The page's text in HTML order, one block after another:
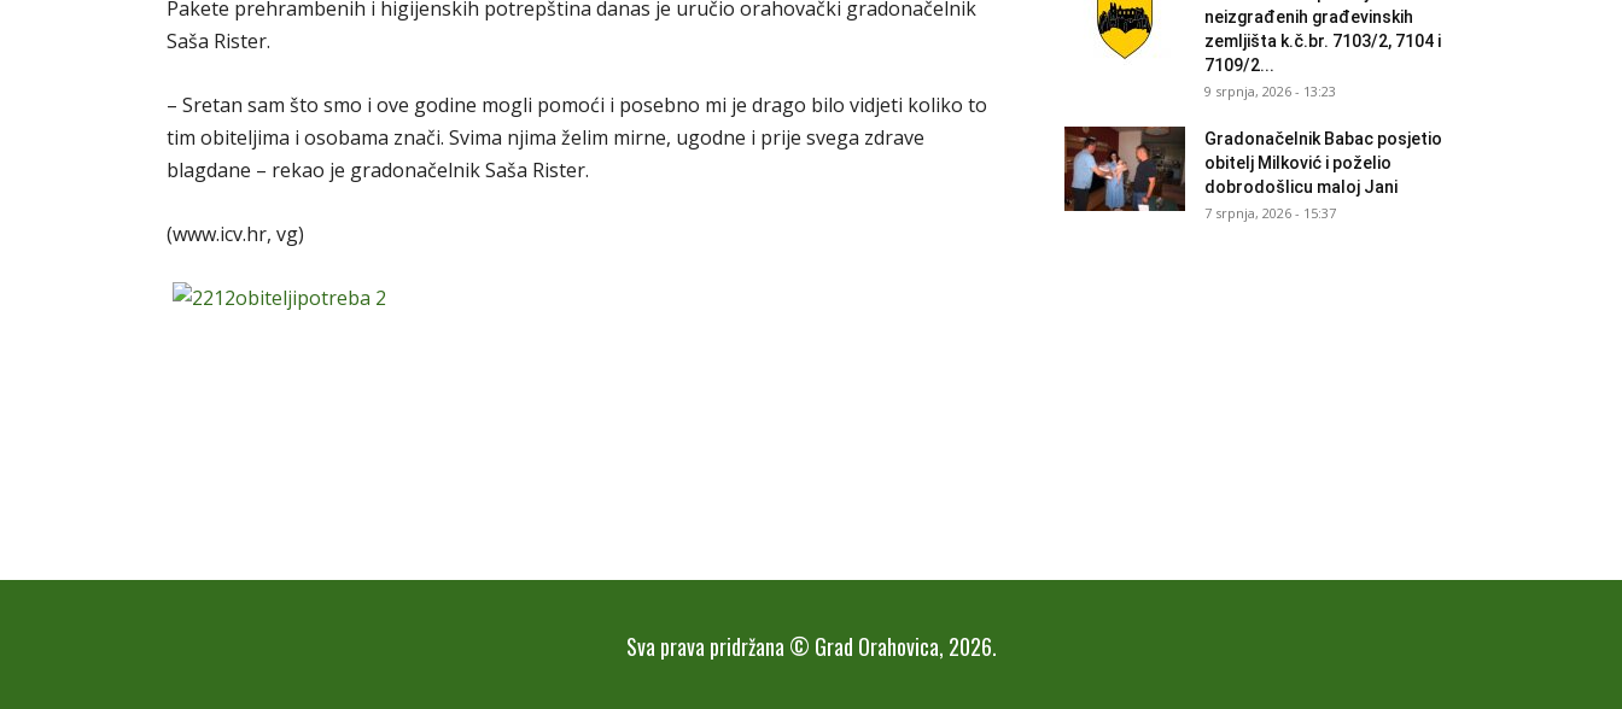
Pakete prehrambenih i higijenskih potrepština danas je uručio orahovački gradonačelnik
Saša Rister.
– Sretan sam što smo i ove godine mogli pomoći i posebno mi je drago bilo vidjeti koliko to
tim obiteljima i osobama znači. Svima njima želim mirne, ugodne i prije svega zdrave
blagdane – rekao je gradonačelnik Saša Rister.
(www.icv.hr, vg)
neizgrađenih građevinskih
zemljišta k.č.br. 7103/2, 7104 i
7109/2...
9 srpnja, 2026 - 13:23
Gradonačelnik Babac posjetio
obitelj Milković i poželio
dobrodošlicu maloj Jani
7 srpnja, 2026 - 15:37
Sva prava pridržana © Grad Orahovica, 2026.